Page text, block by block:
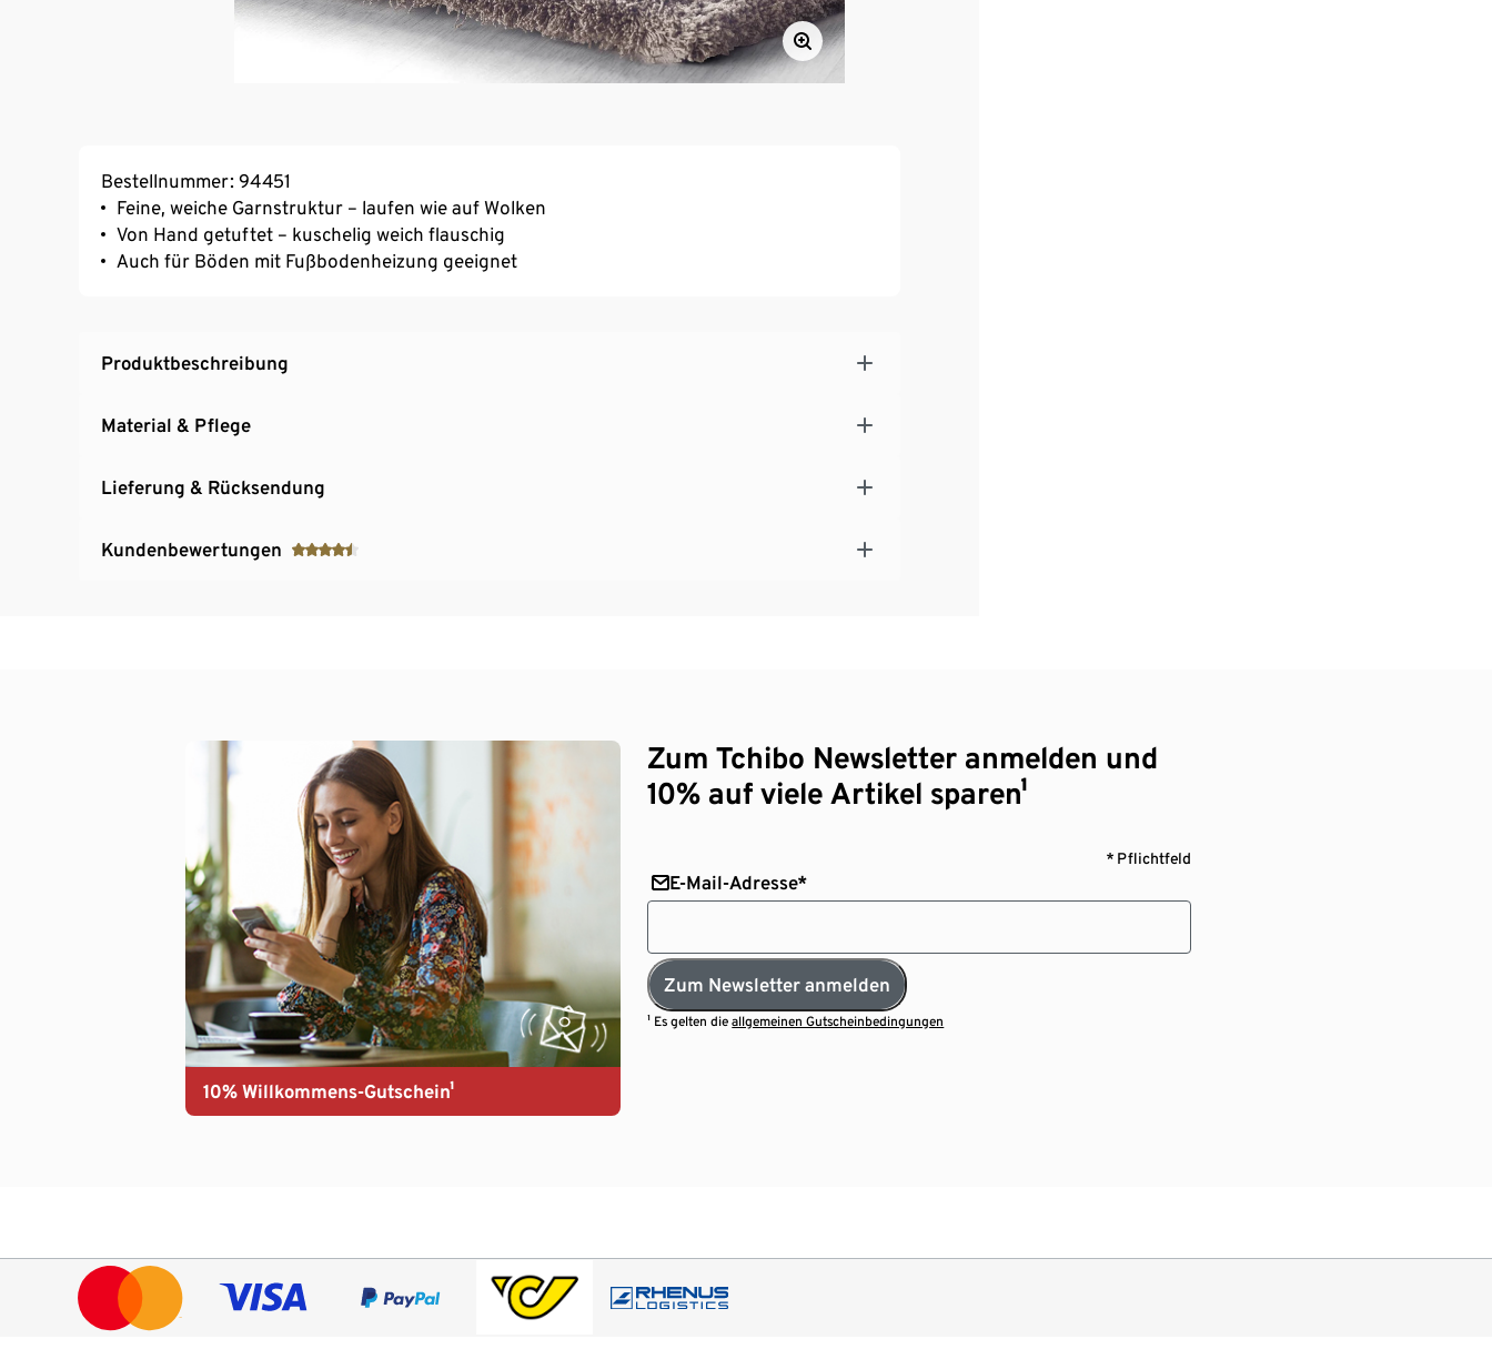
Bestellnummer: 94451
Feine, weiche Garnstruktur – laufen wie auf Wolken
Von Hand getuftet – kuschelig weich flauschig
Auch für Böden mit Fußbodenheizung geeignet
Produktbeschreibung
Material & Pflege
Lieferung & Rücksendung
Kundenbewertungen
10% Willkommens-Gutschein¹
Zum Tchibo Newsletter anmelden und
10% auf viele Artikel sparen¹
* Pflichtfeld
E-Mail-Adresse*
Zum Newsletter anmelden
¹ Es gelten dieallgemeinen Gutscheinbedingungen